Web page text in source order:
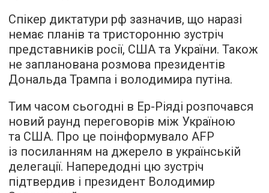
Спікер диктатури рф зазначив, що наразі
немає планів та тристоронню зустріч
представників росії, США та України. Також
не запланована розмова президентів
Дональда Трампа і володимира путіна.
Тим часом сьогодні в Ер-Ріяді розпочався
новий раунд переговорів між Україною
та США. Про це поінформувало AFP
із посиланням на джерело в українській
делегації. Напередодні цю зустріч
підтвердив і президент Володимир